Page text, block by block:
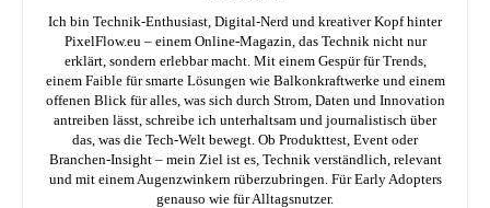
Ich bin Technik-Enthusiast, Digital-Nerd und kreativer Kopf hinter
PixelFlow.eu – einem Online-Magazin, das Technik nicht nur
erklärt, sondern erlebbar macht. Mit einem Gespür für Trends,
einem Faible für smarte Lösungen wie Balkonkraftwerke und einem
offenen Blick für alles, was sich durch Strom, Daten und Innovation
antreiben lässt, schreibe ich unterhaltsam und journalistisch über
das, was die Tech-Welt bewegt. Ob Produkttest, Event oder
Branchen-Insight – mein Ziel ist es, Technik verständlich, relevant
und mit einem Augenzwinkern rüberzubringen. Für Early Adopters
genauso wie für Alltagsnutzer.